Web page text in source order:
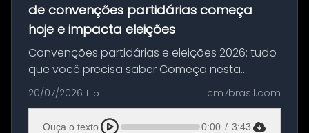
de convenções partidárias começa
hoje e impacta eleições
Convenções partidárias e eleições 2026: tudo
que você precisa saber Começa nesta
segunda-feira e vai até 5 de agosto o prazo
para que partidos políticos e federações
partidárias realizem suas convençõ...
20/07/2026 11:51 cm7brasil.com
Ouça o texto 0:00 / 3:43